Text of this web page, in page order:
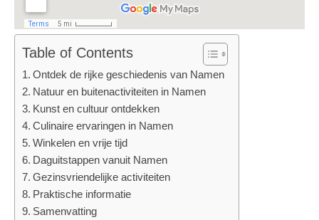
Table of Contents
Ontdek de rijke geschiedenis van Namen
Natuur en buitenactiviteiten in Namen
Kunst en cultuur ontdekken
Culinaire ervaringen in Namen
Winkelen en vrije tijd
Daguitstappen vanuit Namen
Gezinsvriendelijke activiteiten
Praktische informatie
Samenvatting